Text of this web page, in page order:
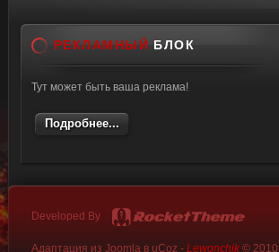
РЕКЛАМНЫЙ БЛОК
Тут может быть ваша реклама!
Подробнее...
Developed By
Адаптация из Joomla в uCoz - Lewonchik© 2010